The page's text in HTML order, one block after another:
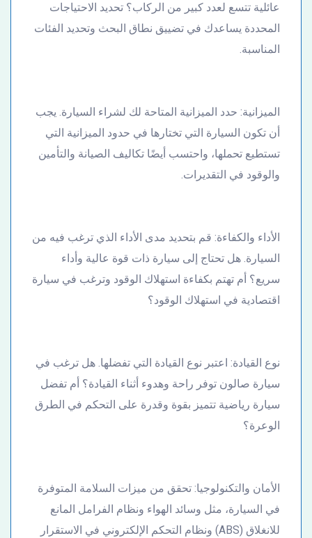
عائلية تتسع لعدد كبير من الركاب؟ تحديد الاحتياجات
المحددة يساعدك في تضييق نطاق البحث وتحديد الفئات
المناسبة.
الميزانية: حدد الميزانية المتاحة لك لشراء السيارة. يجب
أن تكون السيارة التي تختارها في حدود الميزانية التي
تستطيع تحملها، واحتسب أيضًا تكاليف الصيانة والتأمين
والوقود في التقديرات.
الأداء والكفاءة: قم بتحديد مدى الأداء الذي ترغب فيه من
السيارة. هل تحتاج إلى سيارة ذات قوة عالية وأداء
سريع؟ أم تهتم بكفاءة استهلاك الوقود وترغب في سيارة
اقتصادية في استهلاك الوقود؟
نوع القيادة: اعتبر نوع القيادة التي تفضلها. هل ترغب في
سيارة صالون توفر راحة وهدوء أثناء القيادة؟ أم تفضل
سيارة رياضية تتميز بقوة وقدرة على التحكم في الطرق
الوعرة؟
الأمان والتكنولوجيا: تحقق من ميزات السلامة المتوفرة
في السيارة، مثل وسائد الهواء ونظام الفرامل المانع
للانغلاق (ABS) ونظام التحكم الإلكتروني في الاستقرار